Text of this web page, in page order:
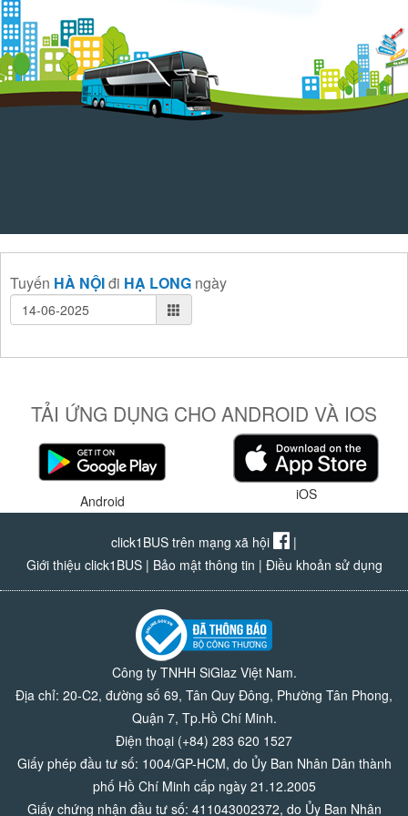
Tuyến HÀ NỘIđi HẠ LONG ngày
TẢI ỨNG DỤNG CHO ANDROID VÀ IOS
Android iOS
click1BUS trên mạng xã hội
|
Giới thiệu click1BUS| Bảo mật thông tin | Điều khoản sử dụng
Công ty TNHH SiGlaz Việt Nam.
Địa chỉ: 20-C2, đường số 69, Tân Quy Đông, Phường Tân Phong,
Quận 7, Tp.Hồ Chí Minh.
Điện thoại (+84) 283 620 1527
Giấy phép đầu tư số: 1004/GP-HCM, do Ủy Ban Nhân Dân thành
phố Hồ Chí Minh cấp ngày 21.12.2005
Giấy chứng nhận đầu tư số: 411043002372, do Ủy Ban Nhân